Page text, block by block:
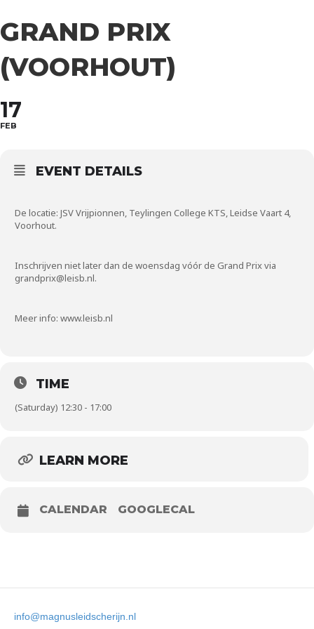
GRAND PRIX
(VOORHOUT)
17
FEB
EVENT DETAILS
De locatie: JSV Vrijpionnen, Teylingen College KTS, Leidse Vaart 4,
Voorhout.
Inschrijven niet later dan de woensdag vóór de Grand Prix via
grandprix@leisb.nl.
Meer info: www.leisb.nl
TIME
(Saturday) 12:30 - 17:00
LEARN MORE
CALENDAR GOOGLECAL
info@magnusleidscherijn.nl